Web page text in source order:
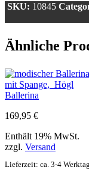
SKU: 10845
Ähnliche
Ballerina
169,95 €
Enthält 19% MwSt.
zzgl. Versand
Lieferzeit: ca. 3-4